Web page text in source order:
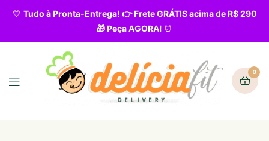
💛 Tudo à Pronta-Entrega! 👉 Frete GRÁTIS acima de R$ 290
🎁 Peça AGORA! ⏰
0